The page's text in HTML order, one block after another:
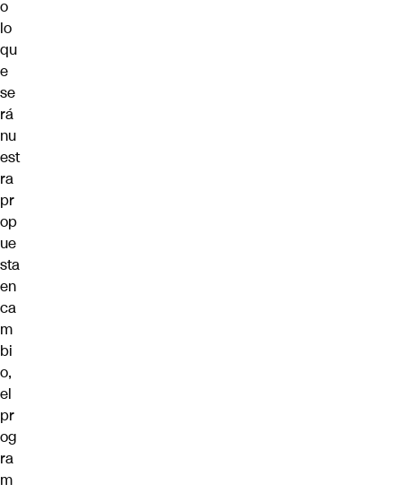
o
lo
qu
e
se
rá
nu
est
ra
pr
op
ue
sta
en
ca
m
bi
o,
el
pr
og
ra
m